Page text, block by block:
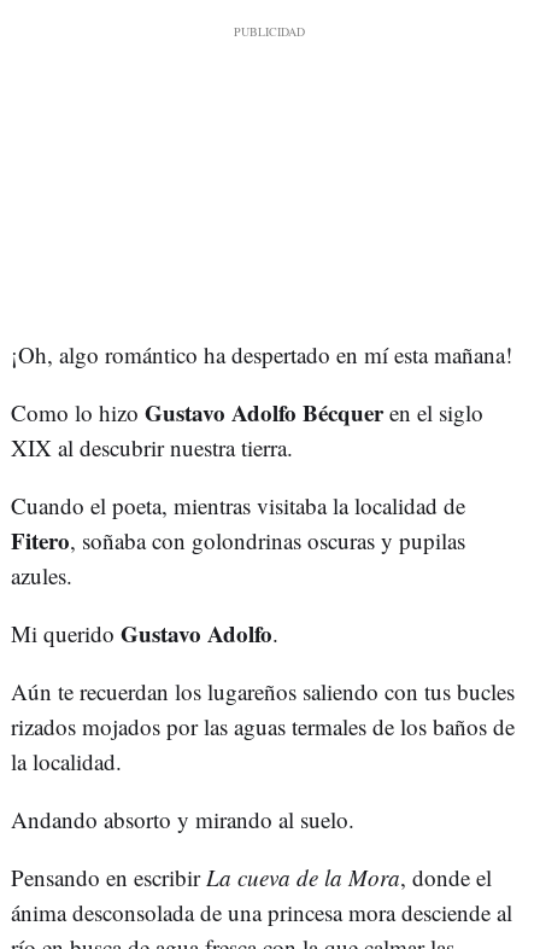
¡Oh, algo romántico ha despertado en mí esta mañana!
Como lo hizo Gustavo Adolfo Bécqueren el siglo
XIX al descubrir nuestra tierra.
Cuando el poeta, mientras visitaba la localidad de
Fitero, soñaba con golondrinas oscuras y pupilas
azules.
Mi querido Gustavo Adolfo.
Aún te recuerdan los lugareños saliendo con tus bucles
rizados mojados por las aguas termales de los baños de
la localidad.
Andando absorto y mirando al suelo.
Pensando en escribirLa cueva de la Mora, donde el
ánima desconsolada de una princesa mora desciende al